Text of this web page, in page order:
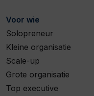
Voor wie
Solopreneur
Kleine organisatie
Scale-up
Grote organisatie
Top executive